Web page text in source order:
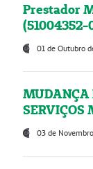
Prestador
(51004352-
01 de Outubro
MUDANÇA
SERVIÇOS
03 de